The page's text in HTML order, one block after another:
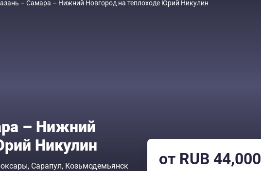
– Самара – Нижний Новгород на теплоходе Юрий Никулин
– Нижний
Никулин
Сарапул Козьмодемьянск от RUB 44,000